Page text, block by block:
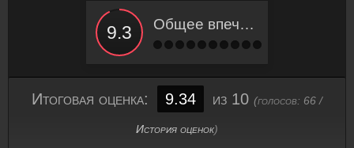
Общее впечатление
Итоговая оценка: 9.34 из 10 (голосов: 66 /
История оценок)